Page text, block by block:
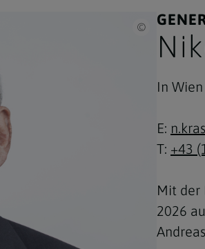
Erzdiözese
In
E:
T: +43
Mit der
2026